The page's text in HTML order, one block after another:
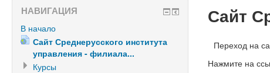
Сайт
Переход на
Нажмите на
НАВИГАЦИЯ
В начало
Сайт Среднерусского института
управления - филиала...
Курсы